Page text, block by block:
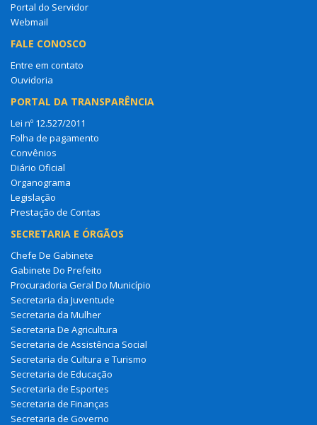
Portal do Servidor
Webmail
FALE CONOSCO
Entre em contato
Ouvidoria
PORTAL DA TRANSPARÊNCIA
Lei nº 12.527/2011
Folha de pagamento
Convênios
Diário Oficial
Organograma
Legislação
Prestação de Contas
SECRETARIA E ÓRGÃOS
Chefe De Gabinete
Gabinete Do Prefeito
Procuradoria Geral Do Município
Secretaria da Juventude
Secretaria da Mulher
Secretaria De Agricultura
Secretaria de Assistência Social
Secretaria de Cultura e Turismo
Secretaria de Educação
Secretaria de Esportes
Secretaria de Finanças
Secretaria de Governo